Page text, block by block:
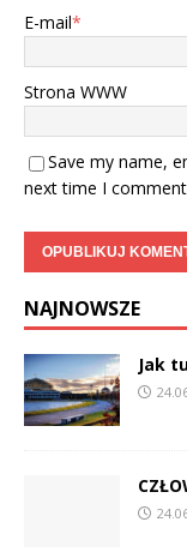
E-mail*
Strona WWW
Save my name,
next time I
NAJNOWSZE
Jak